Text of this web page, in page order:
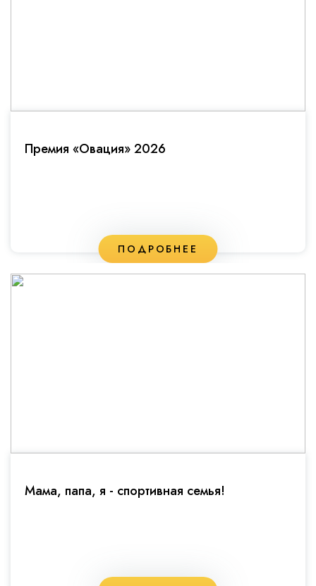
Премия «Овация» 2026
ПОДРОБНЕЕ
Мама, папа, я - спортивная семья!